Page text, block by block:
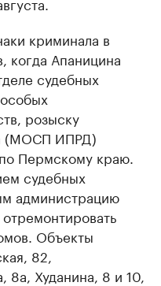
Посмотрите
криминала в
когда Апаницина
судебных
розыску
(МОСП ИПРД)
Пермскому краю.
судебных
администрацию
Объекты
82,
8а, Худанина, 8 и 10,